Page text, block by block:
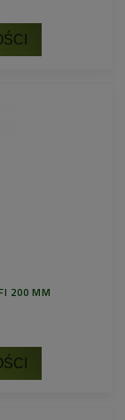
200 MM